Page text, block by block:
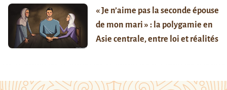
« Je n’aime pas la seconde épouse
de mon mari » : la polygamie en
Asie centrale, entre loi et réalités